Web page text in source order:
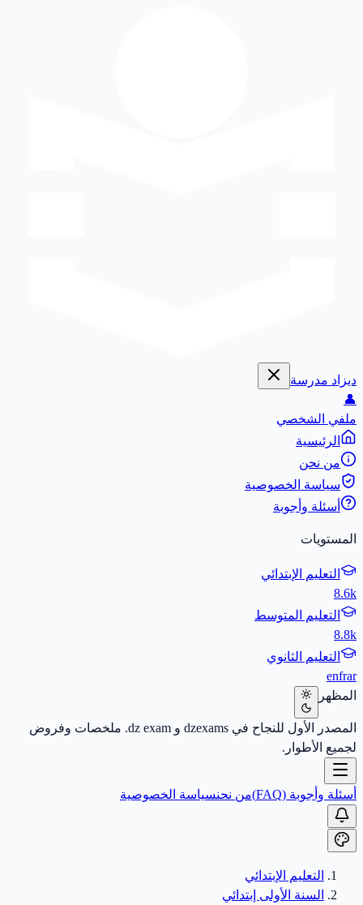
ديزاد مدرسة
👤
ملفي الشخصي
الرئيسية
من نحن
سياسة الخصوصية
أسئلة وأجوبة
المستويات
التعليم الإبتدائي
8.6k
التعليم المتوسط
8.8k
التعليم الثانوي
enfrar
المظهر
المصدر الأول للنجاح في dzexams و dz exam. ملخصات وفروض
لجميع الأطوار.
أسئلة وأجوبة (FAQ) من نحنسياسة الخصوصية
التعليم الإبتدائي
السنة الأولى إبتدائي